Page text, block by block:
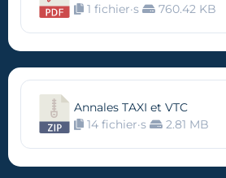
1 fichier·s
760.42 KB
Annales TAXI et VTC
14 fichier·s
2.81 MB